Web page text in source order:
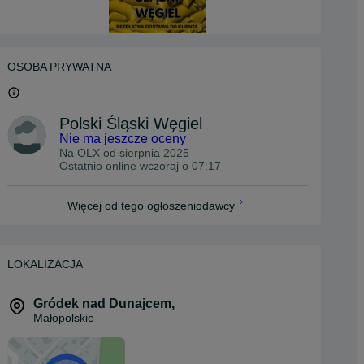
OSOBA PRYWATNA
Polski Śląski Węgiel
Nie ma jeszcze oceny
Na OLX od sierpnia 2025
Ostatnio online wczoraj o 07:17
Więcej od tego ogłoszeniodawcy
LOKALIZACJA
Gródek nad Dunajcem,
Małopolskie